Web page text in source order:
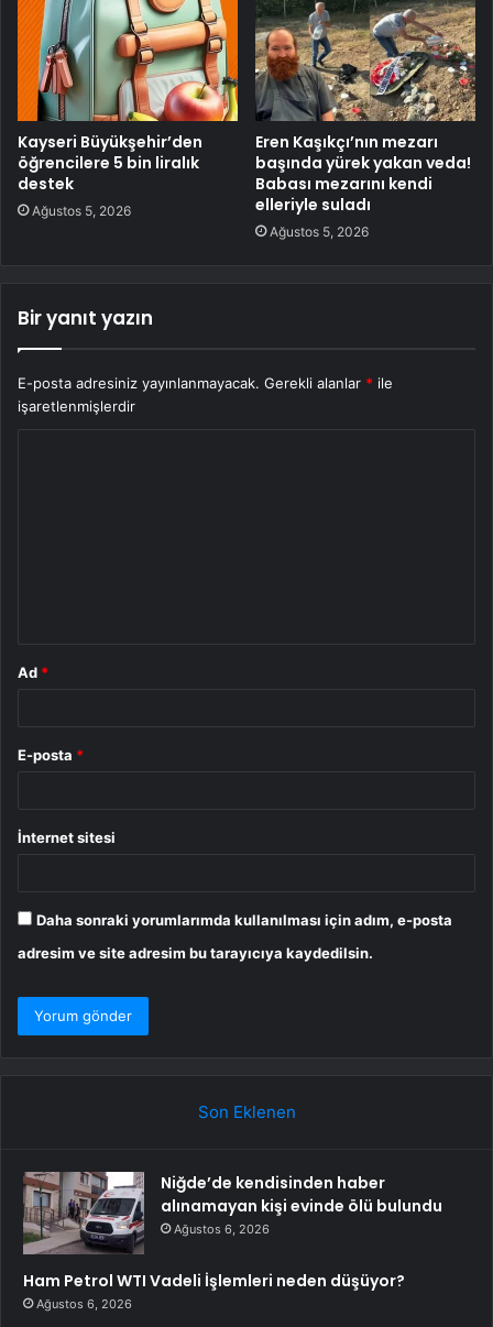
Kayseri Büyükşehir’den
öğrencilere 5 bin liralık
destek
Ağustos 5, 2026
Eren Kaşıkçı’nın mezarı
başında yürek yakan veda!
Babası mezarını kendi
elleriyle suladı
Ağustos 5, 2026
Bir yanıt yazın
E-posta adresiniz yayınlanmayacak. Gerekli alanlar * ile
işaretlenmişlerdir
Ad *
E-posta *
İnternet sitesi
Daha sonraki yorumlarımda kullanılması için adım, e-posta
adresim ve site adresim bu tarayıcıya kaydedilsin.
Son Eklenen
Niğde’de kendisinden haber
alınamayan kişi evinde ölü bulundu
Ağustos 6, 2026
Ham Petrol WTI Vadeli İşlemleri neden düşüyor?
Ağustos 6, 2026